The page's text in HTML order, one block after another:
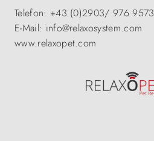
Telefon: +43 (0)2903/ 976 9573
E-Mail: info@relaxosystem.com
www.relaxopet.com